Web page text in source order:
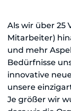
Als wir über 25
Mitarbeiter)
und mehr
Bedürfnisse
innovative
unsere
Je größer wir